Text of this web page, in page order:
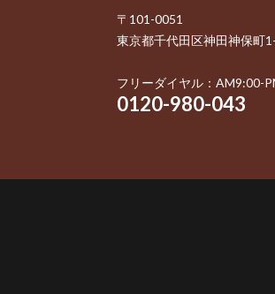
〒101-0051
東京都千代田区神田神保町
フリーダイヤル：AM9:00-
0120-980-043